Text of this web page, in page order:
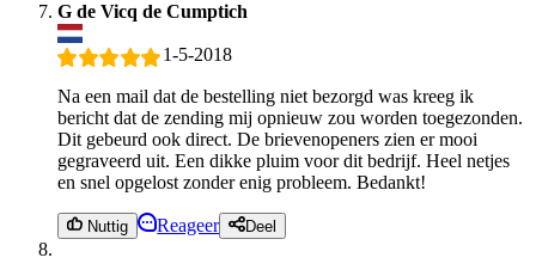
G de Vicq de Cumptich
1-5-2018
Na een mail dat de bestelling niet bezorgd was kreeg ik
bericht dat de zending mij opnieuw zou worden toegezonden.
Dit gebeurd ook direct. De brievenopeners zien er mooi
gegraveerd uit. Een dikke pluim voor dit bedrijf. Heel netjes
en snel opgelost zonder enig probleem. Bedankt!
Nuttig Reageer Deel